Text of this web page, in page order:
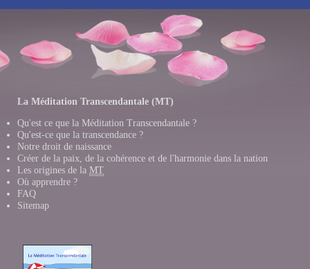
La Méditation Transcendantale (MT)
Qu'est ce que la Méditation Transcendantale ?
Qu'est-ce que la transcendance ?
Notre droit de naissance
Créer de la paix, de la cohérence et de l'harmonie dans la nation
Les origines de la MT
Où apprendre ?
FAQ
Sitemap